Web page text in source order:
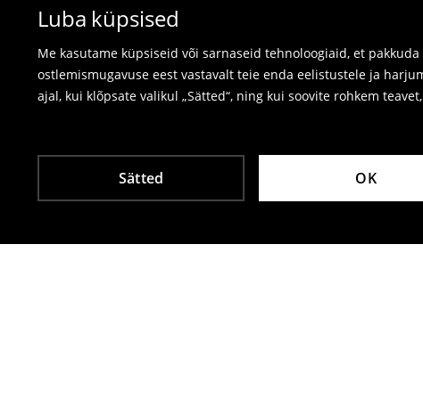
Luba küpsised
Me kasutame küpsiseid või sarnaseid tehnoloogiaid, et
ostlemismugavuse eest vastavalt teie enda eelistustele ja
ajal, kui klõpsate valikul „Sätted“, ning kui soovite rohkem
Sätted OK
kasutage veebipõhist tagastusvormi.